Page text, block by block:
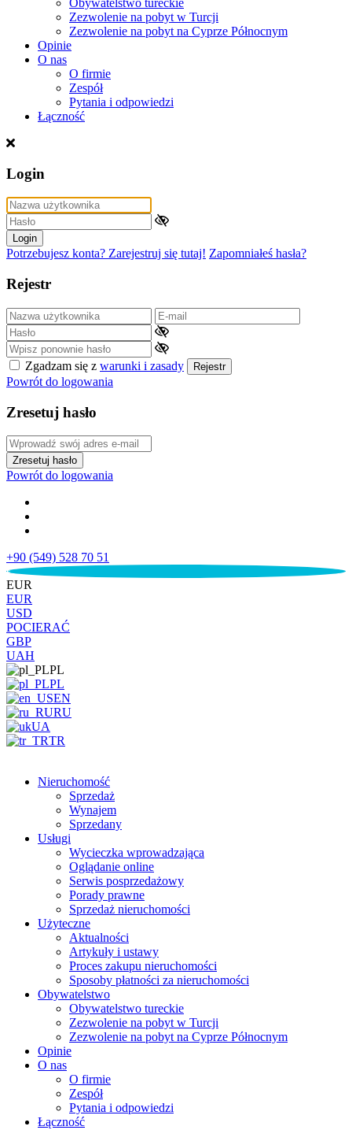
Obywatelstwo tureckie
Zezwolenie na pobyt w Turcji
Zezwolenie na pobyt na Cyprze Północnym
Opinie
O nas
O firmie
Zespół
Pytania i odpowiedzi
Łączność
Login
Login
Potrzebujesz konta? Zarejestruj się tutaj! Zapomniałeś hasła?
Rejestr
Zgadzam się z warunki i zasady Rejestr
Powrót do logowania
Zresetuj hasło
Zresetuj hasło
Powrót do logowania
+90 (549) 528 70 51
€
EUR
EUR
USD
POCIERAĆ
GBP
UAH
PL
PL
EN
RU
UA
TR
Nieruchomość
Sprzedaż
Wynajem
Sprzedany
Usługi
Wycieczka wprowadzająca
Oglądanie online
Serwis posprzedażowy
Porady prawne
Sprzedaż nieruchomości
Użyteczne
Aktualności
Artykuły i ustawy
Proces zakupu nieruchomości
Sposoby płatności za nieruchomości
Obywatelstwo
Obywatelstwo tureckie
Zezwolenie na pobyt w Turcji
Zezwolenie na pobyt na Cyprze Północnym
Opinie
O nas
O firmie
Zespół
Pytania i odpowiedzi
Łączność